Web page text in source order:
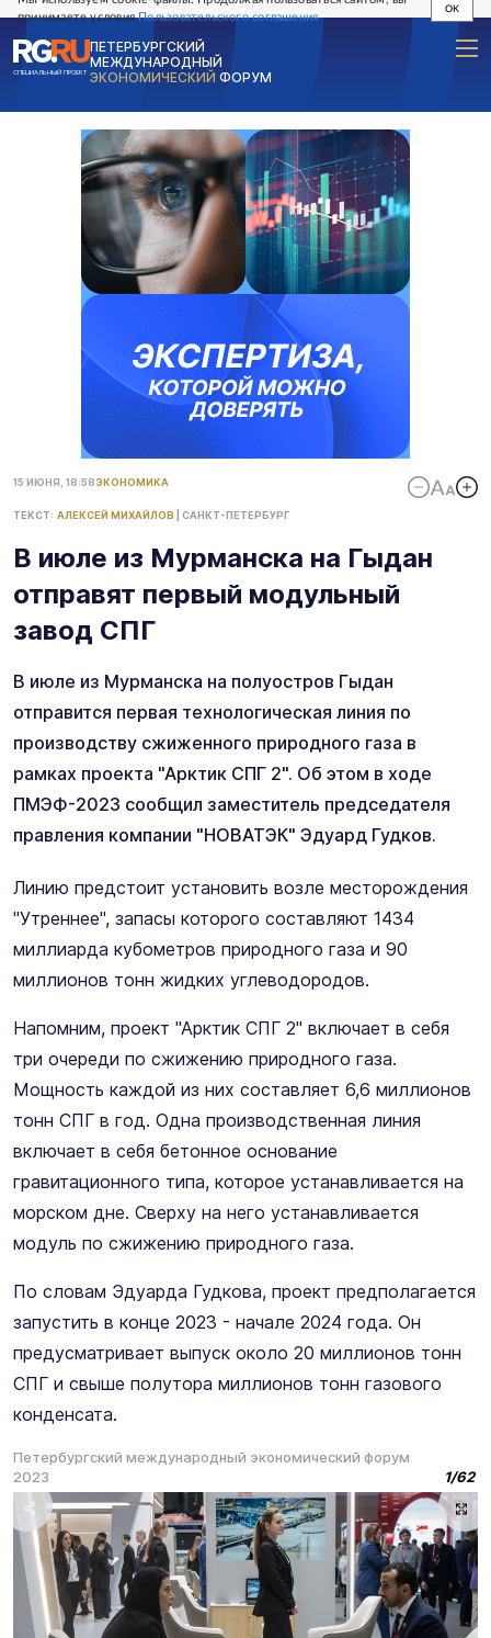
принимаете условияПользовательского соглашения
OK
СПЕЦИАЛЬНЫЙ ПРОЕКТ
ПЕТЕРБУРГСКИЙ
МЕЖДУНАРОДНЫЙ
ЭКОНОМИЧЕСКИЙ ФОРУМ
15 ИЮНЯ, 18:58ЭКОНОМИКА
ТЕКСТ: АЛЕКСЕЙ МИХАЙЛОВ САНКТ-ПЕТЕРБУРГ
В июле из Мурманска на Гыдан
отправят первый модульный
завод СПГ
В июле из Мурманска на полуостров Гыдан
отправится первая технологическая линия по
производству сжиженного природного газа в
рамках проекта "Арктик СПГ 2". Об этом в ходе
ПМЭФ-2023 сообщил заместитель председателя
правления компании "НОВАТЭК" Эдуард Гудков.
Линию предстоит установить возле месторождения
"Утреннее", запасы которого составляют 1434
миллиарда кубометров природного газа и 90
миллионов тонн жидких углеводородов.
Напомним, проект "Арктик СПГ 2" включает в себя
три очереди по сжижению природного газа.
Мощность каждой из них составляет 6,6 миллионов
тонн СПГ в год. Одна производственная линия
включает в себя бетонное основание
гравитационного типа, которое устанавливается на
морском дне. Сверху на него устанавливается
модуль по сжижению природного газа.
По словам Эдуарда Гудкова, проект предполагается
запустить в конце 2023 - начале 2024 года. Он
предусматривает выпуск около 20 миллионов тонн
СПГ и свыше полутора миллионов тонн газового
конденсата.
Петербургский международный экономический форум
2023
1/62